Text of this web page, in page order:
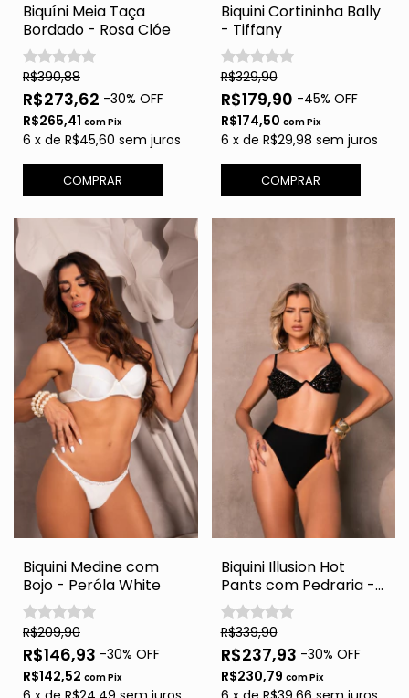
Biquíni Meia Taça
Bordado - Rosa Clóe
R$390,88
R$273,62 -30% OFF
R$265,41 comPix
6 x de R$45,60 sem juros
COMPRAR
Biquini Cortininha Bally
- Tiffany
R$329,90
R$179,90 -45% OFF
R$174,50 comPix
6 x de R$29,98 sem juros
COMPRAR
Biquini Medine com
Bojo - Peróla White
R$209,90
R$146,93 -30% OFF
R$142,52 comPix
Biquini Illusion Hot
Pants com Pedraria -
Black
R$339,90
R$237,93 -30% OFF
R$230,79 comPix